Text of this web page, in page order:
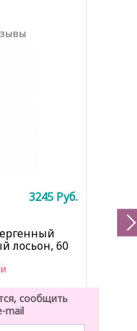
лосьон, 60
3245 Руб.
сообщить
mail